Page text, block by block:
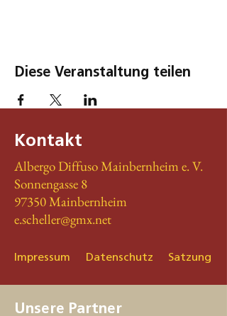
Diese Veranstaltung teilen
Kontakt
Albergo Diffuso Mainbernheim e. V.
Sonnengasse 8
97350 Mainbernheim
e.scheller@gmx.net
Impressum Datenschutz Satzung
Unsere Partner